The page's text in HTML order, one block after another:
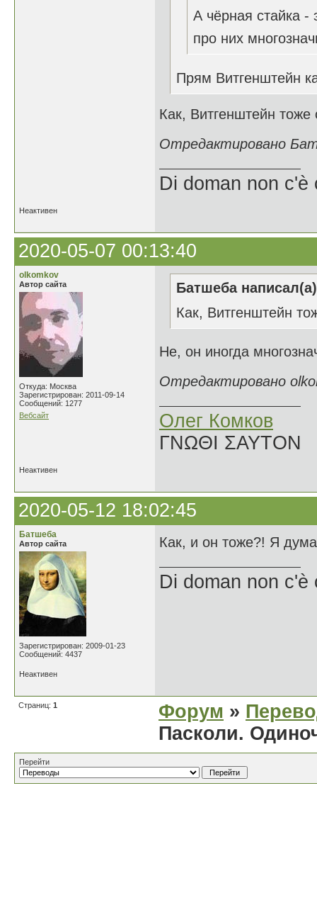
А чёрная стайка -
про них
Прям Витгенштейн
Как, Витгенштейн
Отредактировано
Di doman non c'è
Неактивен
2020-05-07 00:13:40
olkomkov
Автор сайта
Откуда: Москва
Зарегистрирован: 2011-09-14
Сообщений: 1277
Вебсайт
Батшеба
Как, Витгенштейн
Не, он иногда
Отредактировано
Олег Комков
ΓΝΩΘΙ ΣΑΥΤΟΝ
Неактивен
2020-05-12 18:02:45
Батшеба
Автор сайта
Зарегистрирован: 2009-01-23
Сообщений: 4437
Как, и он тоже?! Я
Di doman non c'è
Неактивен
Страниц: 1 Форум »
Пасколи.
Перейти